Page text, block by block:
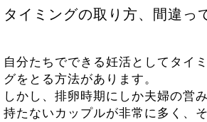
タイミングの取り方、間違っ
自分たちでできる妊活としてタイ
グをとる方法があります。
しかし、排卵時期にしか夫婦の営
持たないカップルが非常に多く、